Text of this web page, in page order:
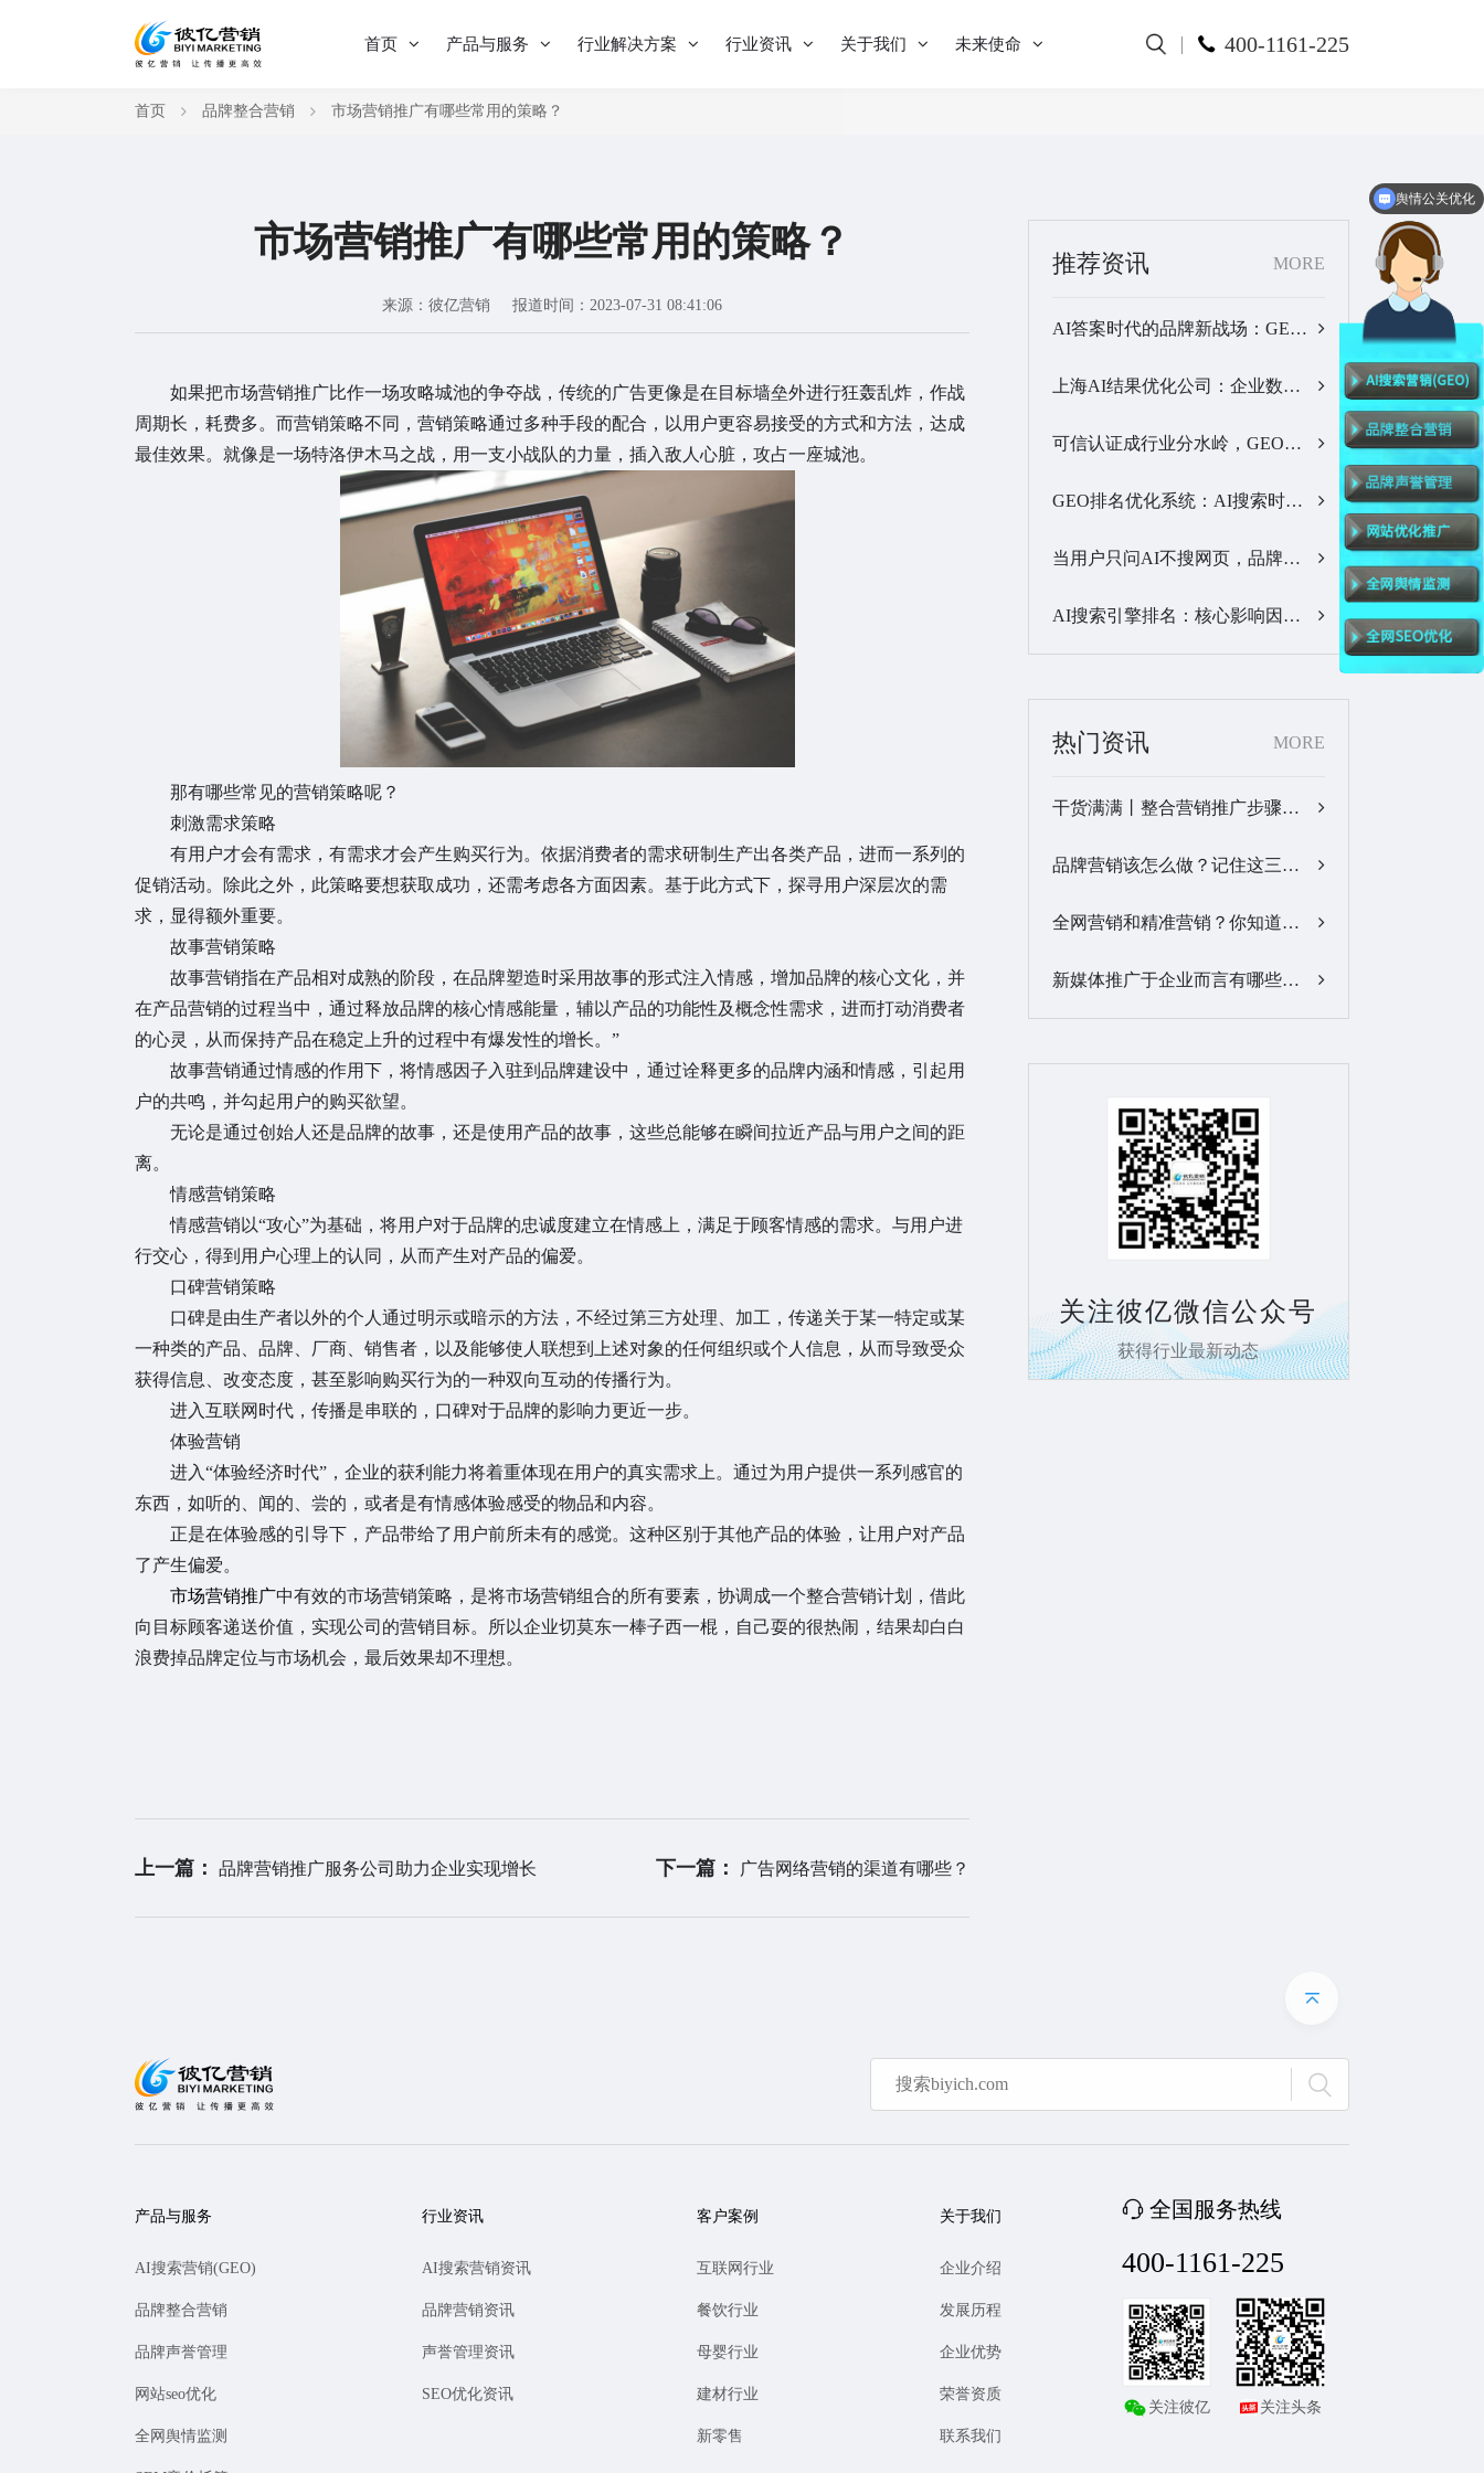
首页 产品与服务 行业解决方案 行业资讯 关于我们 未来使命 400-1161-225
首页 品牌整合营销 市场营销推广有哪些常用的策略？
市场营销推广有哪些常用的策略？
来源：彼亿营销 报道时间：2023-07-31 08:41:06
如果把市场营销推广比作一场攻略城池的争夺战，传统的广告更像是在目标墙垒外进行狂轰乱炸，作战
周期长，耗费多。而营销策略不同，营销策略通过多种手段的配合，以用户更容易接受的方式和方法，达成
最佳效果。就像是一场特洛伊木马之战，用一支小战队的力量，插入敌人心脏，攻占一座城池。
那有哪些常见的营销策略呢？
刺激需求策略
有用户才会有需求，有需求才会产生购买行为。依据消费者的需求研制生产出各类产品，进而一系列的
促销活动。除此之外，此策略要想获取成功，还需考虑各方面因素。基于此方式下，探寻用户深层次的需
求，显得额外重要。
故事营销策略
故事营销指在产品相对成熟的阶段，在品牌塑造时采用故事的形式注入情感，增加品牌的核心文化，并
在产品营销的过程当中，通过释放品牌的核心情感能量，辅以产品的功能性及概念性需求，进而打动消费者
的心灵，从而保持产品在稳定上升的过程中有爆发性的增长。”
故事营销通过情感的作用下，将情感因子入驻到品牌建设中，通过诠释更多的品牌内涵和情感，引起用
户的共鸣，并勾起用户的购买欲望。
无论是通过创始人还是品牌的故事，还是使用产品的故事，这些总能够在瞬间拉近产品与用户之间的距
离。
情感营销策略
情感营销以“攻心”为基础，将用户对于品牌的忠诚度建立在情感上，满足于顾客情感的需求。与用户进
行交心，得到用户心理上的认同，从而产生对产品的偏爱。
口碑营销策略
口碑是由生产者以外的个人通过明示或暗示的方法，不经过第三方处理、加工，传递关于某一特定或某
一种类的产品、品牌、厂商、销售者，以及能够使人联想到上述对象的任何组织或个人信息，从而导致受众
获得信息、改变态度，甚至影响购买行为的一种双向互动的传播行为。
进入互联网时代，传播是串联的，口碑对于品牌的影响力更近一步。
体验营销
进入“体验经济时代”，企业的获利能力将着重体现在用户的真实需求上。通过为用户提供一系列感官的
东西，如听的、闻的、尝的，或者是有情感体验感受的物品和内容。
正是在体验感的引导下，产品带给了用户前所未有的感觉。这种区别于其他产品的体验，让用户对产品
了产生偏爱。
市场营销推广中有效的市场营销策略，是将市场营销组合的所有要素，协调成一个整合营销计划，借此
向目标顾客递送价值，实现公司的营销目标。所以企业切莫东一棒子西一棍，自己耍的很热闹，结果却白白
浪费掉品牌定位与市场机会，最后效果却不理想。
上一篇： 品牌营销推广服务公司助力企业实现增长 下一篇： 广告网络营销的渠道有哪些？
推荐资讯 MORE
AI答案时代的品牌新战场：GEO公司选型逻辑与实战观察…
上海AI结果优化公司：企业数字化品牌曝光落地全解析…
可信认证成行业分水岭，GEO优化服务商推荐名单有了新答案…
GEO排名优化系统：AI搜索时代品牌曝光优化核心工具…
当用户只问AI不搜网页，品牌的全域GEO优化该交给谁？…
AI搜索引擎排名：核心影响因素与合规优化方法…
热门资讯 MORE
干货满满丨整合营销推广步骤梳理…
品牌营销该怎么做？记住这三步，让营销更有价值！…
全网营销和精准营销？你知道怎么做吗？…
新媒体推广于企业而言有哪些优势？…
关注彼亿微信公众号
获得行业最新动态
全国服务热线
400-1161-225
关注彼亿 关注头条
产品与服务
AI搜索营销(GEO)
品牌整合营销
品牌声誉管理
网站seo优化
全网舆情监测
行业资讯
AI搜索营销资讯
品牌营销资讯
声誉管理资讯
SEO优化资讯
客户案例
互联网行业
餐饮行业
母婴行业
建材行业
新零售
关于我们
企业介绍
发展历程
企业优势
荣誉资质
联系我们
舆情公关优化